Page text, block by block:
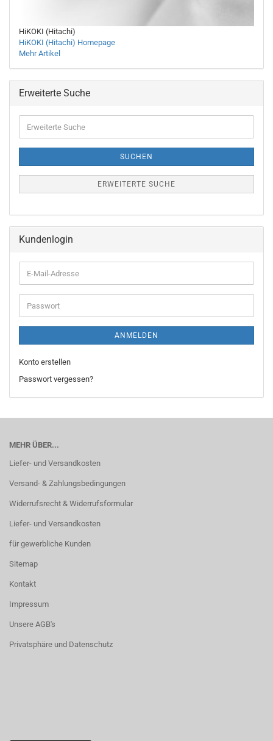
HiKOKI (Hitachi)
HiKOKI (Hitachi) Homepage
Mehr Artikel
Erweiterte Suche
Suche
SUCHEN
ERWEITERTE SUCHE
Kundenlogin
E-
Mail-
Adresse
Passwort
ANMELDEN
Konto erstellen
Passwort vergessen?
MEHR ÜBER...
Liefer- und Versandkosten
Versand- & Zahlungsbedingungen
Widerrufsrecht & Widerrufsformular
Liefer- und Versandkosten
für gewerbliche Kunden
Sitemap
Kontakt
Impressum
Unsere AGB's
Privatsphäre und Datenschutz